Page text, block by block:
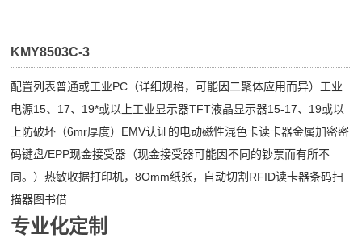
KMY8503C-3
配置列表普通或工业PC（详细规格，可能因二聚体应用而异）工业
电源15、17、19*或以上工业显示器TFT液晶显示器15-17、19或以
上防破坏（6mr厚度）EMV认证的电动磁性混色卡读卡器金属加密密
码键盘/EPP现金接受器（现金接受器可能因不同的钞票而有所不
同。）热敏收据打印机，8Omm纸张，自动切割RFID读卡器条码扫
描器图书借
专业化定制